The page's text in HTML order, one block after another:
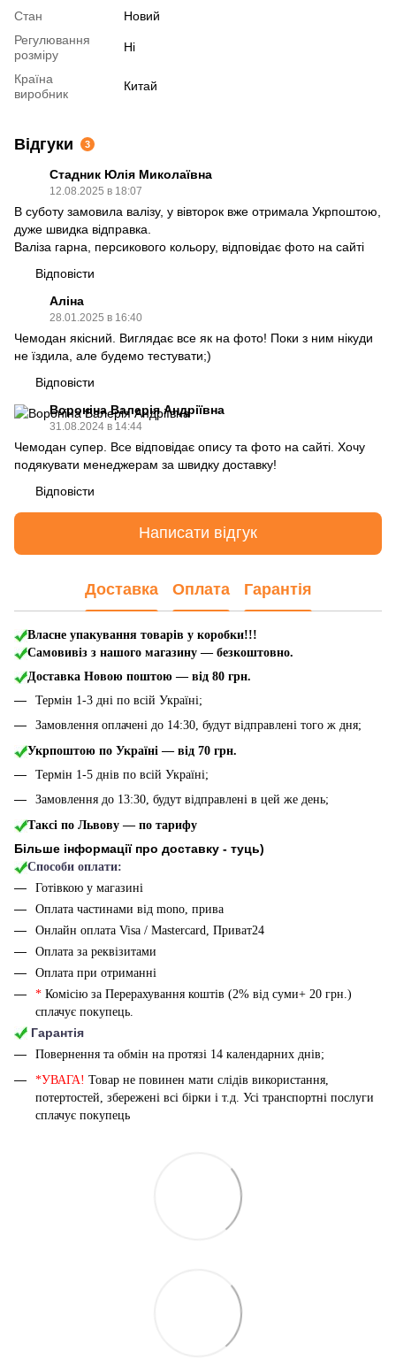
Стан
Новий
Регулювання
розміру
Ні
Країна
виробник
Китай
Відгуки 3
Стадник Юлія Миколаївна
12.08.2025 в 18:07
В суботу замовила валізу, у вівторок вже отримала Укрпоштою,
дуже швидка відправка.
Валіза гарна, персикового кольору, відповідає фото на сайті
Відповісти
Аліна
28.01.2025 в 16:40
Чемодан якісний. Виглядає все як на фото! Поки з ним нікуди
не їздила, але будемо тестувати;)
Відповісти
Вороніна Валерія Андріївна
31.08.2024 в 14:44
Чемодан супер. Все відповідає опису та фото на сайті. Хочу
подякувати менеджерам за швидку доставку!
Відповісти
Написати відгук
Доставка Оплата Гарантія
Власне упакування товарів у коробки!!!
Самовивіз з нашого магазину — безкоштовно.
Доставка Новою поштою — від 80 грн.
Термін 1-3 дні по всій Україні;
Замовлення оплачені до 14:30, будут відправлені того ж дня;
Укрпоштою по Україні — від 70 грн.
Термін 1-5 днів по всій Україні;
Замовлення до 13:30, будут відправлені в цей же день;
Таксі по Львову — по тарифу
Більше інформації про доставку - туць)
Способи оплати:
Готівкою у магазині
Оплата частинами від mono, прива
Онлайн оплата Visa / Mastercard, Приват24
Оплата за реквізитами
Оплата при отриманні
* Комісію за Перерахування коштів (2% від суми+ 20 грн.)
сплачує покупець.
Гарантія
Повернення та обмін на протязі 14 календарних днів;
*УВАГА! Товар не повинен мати слідів використання,
потертостей, збережені всі бірки і т.д. Усі транспортні послуги
сплачує покупець